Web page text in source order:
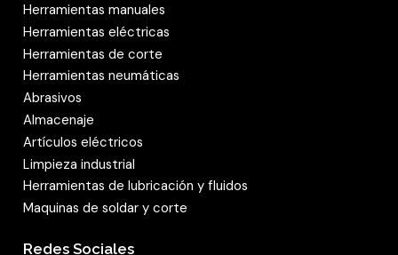
Herramientas manuales
Herramientas eléctricas
Herramientas de corte
Herramientas neumáticas
Abrasivos
Almacenaje
Artículos eléctricos
Limpieza industrial
Herramientas de lubricación y fluidos
Maquinas de soldar y corte
Redes Sociales